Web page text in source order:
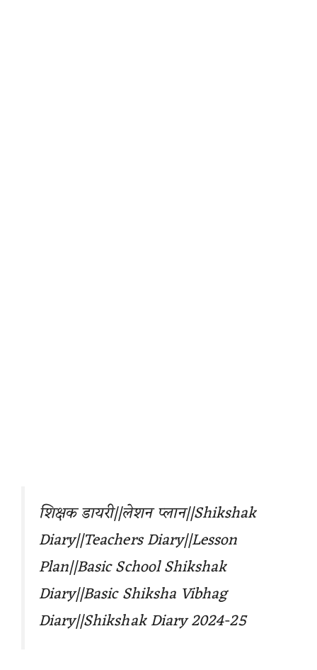
शिक्षक डायरी||लेशन प्लान||Shikshak
Diary||Teachers Diary||Lesson
Plan||Basic School Shikshak
Diary||Basic Shiksha Vibhag
Diary||Shikshak Diary 2024-25